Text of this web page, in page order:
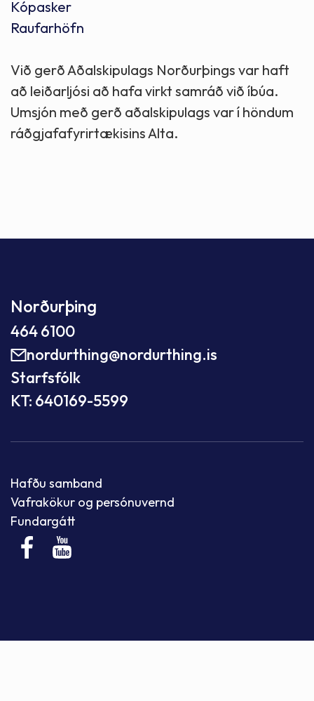
Kópasker
Raufarhöfn
Við gerð Aðalskipulags Norðurþings var haft
að leiðarljósi að hafa virkt samráð við íbúa.
Umsjón með gerð aðalskipulags var í höndum
ráðgjafafyrirtækisins Alta.
Norðurþing
464 6100
nordurthing@nordurthing.is
Starfsfólk
KT: 640169-5599
Hafðu samband
Vafrakökur og persónuvernd
Fundargátt